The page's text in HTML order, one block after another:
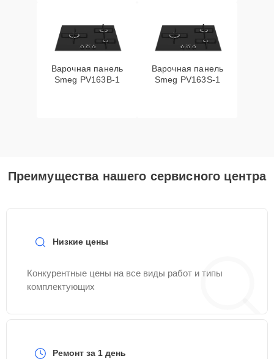
Варочная панель
Smeg PV163B-1
Варочная панель
Smeg PV163S-1
Преимущества нашего сервисного центра
Низкие цены
Конкурентные цены на все виды работ и типы
комплектующих
Ремонт за 1 день